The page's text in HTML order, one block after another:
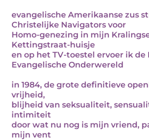
evangelische Amerikaanse zus
Christelijke Navigators voor
Homo-genezing in mijn
Kettingstraat-huisje
en op het TV-toestel ervoer ik de
Evangelische Onderwereld
in 1984, de grote definitieve
vrijheid,
blijheid van seksualiteit,
intimiteit
door wat nu nog is mijn vriend,
mijn vent